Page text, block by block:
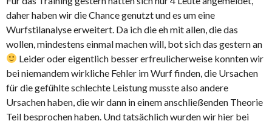
daher haben wir die Chance genutzt und es um eine
Wurfstilanalyse erweitert. Da ich die eh mit allen, die das
wollen, mindestens einmal machen will, bot sich das gestern an
Leider oder eigentlich besser erfreulicherweise konnten wir
bei niemandem wirkliche Fehler im Wurf finden, die Ursachen
für die gefühlte schlechte Leistung musste also andere
Ursachen haben, die wir dann in einem anschließenden Theorie
Teil besprochen haben. Und tatsächlich wurden wir hier bei